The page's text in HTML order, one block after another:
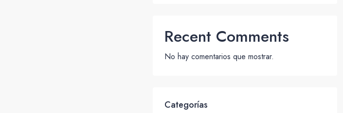
Recent Comments
No hay comentarios que mostrar.
Categorías